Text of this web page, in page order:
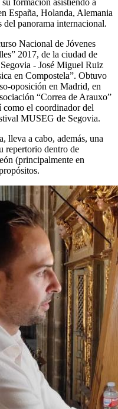
España, Holanda, Alemania
del panorama internacional.
Nacional de Jóvenes
2017, de la ciudad de
- José Miguel Ruiz
en Compostela”. Obtuvo
oposición en Madrid, en
“Correa de Arauxo”
como el coordinador del
MUSEG de Segovia.
lleva a cabo, además, una
repertorio dentro de
(principalmente en